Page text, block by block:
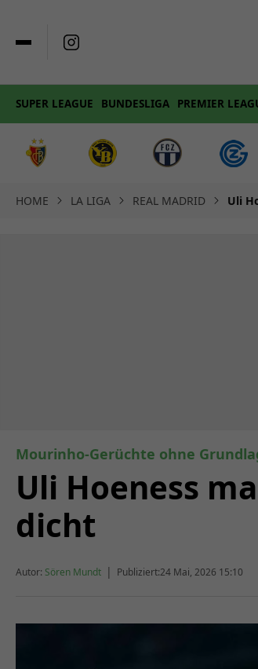
SUPER LEAGUE BUNDESLIGA PREMIER
HOME LA LIGA REAL MADRID Uli
Mourinho-Gerüchte ohne
Uli Hoeness
dicht
Autor: Sören Mundt | Publiziert:24 Mai, 2026 15:10